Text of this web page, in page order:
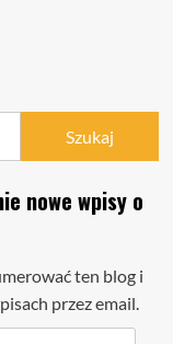
nowe wpisy o
ten blog i
przez email.